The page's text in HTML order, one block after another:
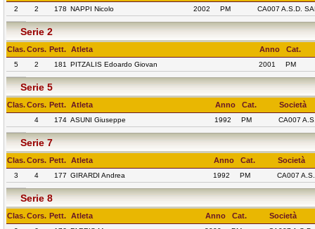
2 2 178 NAPPI Nicolo 2002 PM CA007 A.S.D.
Serie 2
Clas.Cors. Pett. Atleta Anno Cat.
5 2 181 PITZALIS Edoardo Giovan 2001 PM
Serie 5
Clas.Cors. Pett. Atleta Anno Cat. Società
4 174 ASUNI Giuseppe 1992 PM CA007
Serie 7
Clas.Cors. Pett. Atleta Anno Cat. Società
3 4 177 GIRARDI Andrea 1992 PM CA007
Serie 8
Clas.Cors. Pett. Atleta Anno Cat. Società